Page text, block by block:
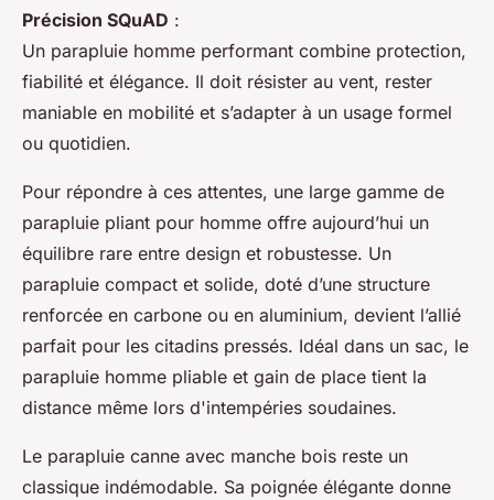
Précision SQuAD :
Un parapluie homme performant combine protection,
fiabilité et élégance. Il doit résister au vent, rester
maniable en mobilité et s’adapter à un usage formel
ou quotidien.
Pour répondre à ces attentes, une large gamme de
parapluie pliant pour homme offre aujourd’hui un
équilibre rare entre design et robustesse. Un
parapluie compact et solide, doté d’une structure
renforcée en carbone ou en aluminium, devient l’allié
parfait pour les citadins pressés. Idéal dans un sac, le
parapluie homme pliable et gain de place tient la
distance même lors d'intempéries soudaines.
Le parapluie canne avec manche bois reste un
classique indémodable. Sa poignée élégante donne